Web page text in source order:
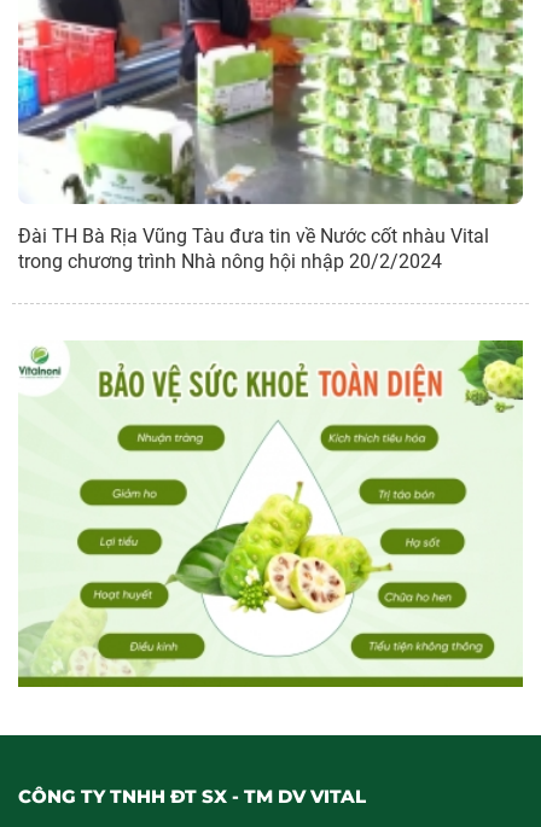
Đài TH Bà Rịa Vũng Tàu đưa tin về Nước cốt nhàu Vital
trong chương trình Nhà nông hội nhập 20/2/2024
CÔNG TY TNHH ĐT SX - TM DV VITAL